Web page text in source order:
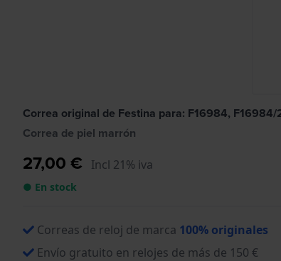
Correa original de Festina para: F16984, F16984/
Correa de piel marrón
27,00 € Incl 21% iva
● En stock
Correas de reloj de marca 100% originales
Envío gratuito en relojes de más de 150 €